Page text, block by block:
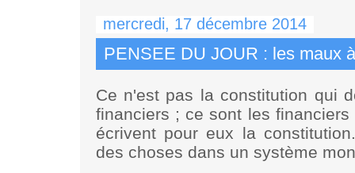
mercredi, 17 décembre 2014
PENSEE DU JOUR : les maux
Ce n'est pas la constitution qui
financiers ; ce sont les
écrivent pour eux la
des choses dans un système